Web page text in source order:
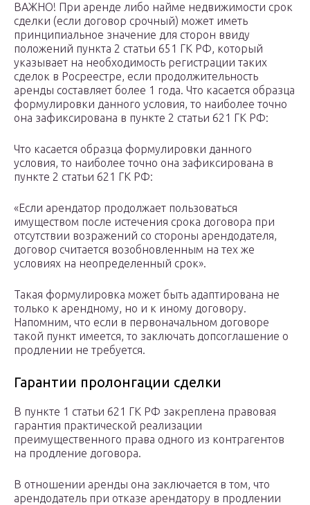
ВАЖНО! При аренде либо найме недвижимости срок
сделки (если договор срочный) может иметь
принципиальное значение для сторон ввиду
положений пункта 2 статьи 651 ГК РФ, который
указывает на необходимость регистрации таких
сделок в Росреестре, если продолжительность
аренды составляет более 1 года. Что касается образца
формулировки данного условия, то наиболее точно
она зафиксирована в пункте 2 статьи 621 ГК РФ:
Что касается образца формулировки данного
условия, то наиболее точно она зафиксирована в
пункте 2 статьи 621 ГК РФ:
«Если арендатор продолжает пользоваться
имуществом после истечения срока договора при
отсутствии возражений со стороны арендодателя,
договор считается возобновленным на тех же
условиях на неопределенный срок».
Такая формулировка может быть адаптирована не
только к арендному, но и к иному договору.
Напомним, что если в первоначальном договоре
такой пункт имеется, то заключать допсоглашение о
продлении не требуется.
Гарантии пролонгации сделки
В пункте 1 статьи 621 ГК РФ закреплена правовая
гарантия практической реализации
преимущественного права одного из контрагентов
на продление договора.
В отношении аренды она заключается в том, что
арендодатель при отказе арендатору в продлении